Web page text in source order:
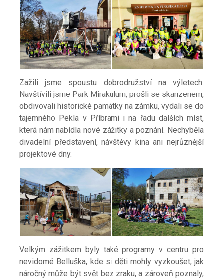
Zažili jsme spoustu dobrodružství na výletech.
Navštívili jsme Park Mirakulum, prošli se skanzenem,
obdivovali historické památky na zámku, vydali se do
tajemného Pekla v Příbrami i na řadu dalších míst,
která nám nabídla nové zážitky a poznání. Nechyběla
divadelní představení, návštěvy kina ani nejrůznější
projektové dny.
Velkým zážitkem byly také programy v centru pro
nevidomé Belluška, kde si děti mohly vyzkoušet, jak
náročný může být svět bez zraku, a zároveň poznaly,